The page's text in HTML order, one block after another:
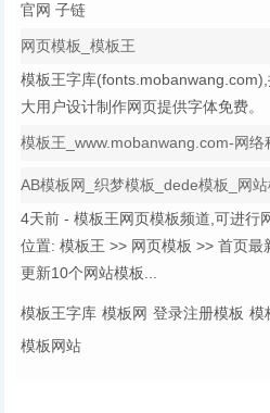
官网 子链
网页模板_模板王
模板王字库
大用户设计制作网页提供字体免费。
模板王_www.mobanwang.com-网络
AB模板网_织梦模板_dede模板_网
4天前 - 模板王网页模板频道,可进行
位置: 模板王 >> 网页模板 >> 首页
更新10个网站模板...
模板王字库 模板网 登录注册模板 模
模板网站